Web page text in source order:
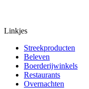
Linkjes
Streekproducten
Beleven
Boerderijwinkels
Restaurants
Overnachten